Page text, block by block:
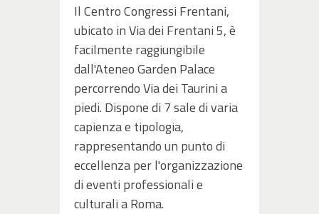
Il Centro Congressi Frentani,
ubicato in Via dei Frentani 5, è
facilmente raggiungibile
dall'Ateneo Garden Palace
percorrendo Via dei Taurini a
piedi. Dispone di 7 sale di varia
capienza e tipologia,
rappresentando un punto di
eccellenza per l'organizzazione
di eventi professionali e
culturali a Roma.